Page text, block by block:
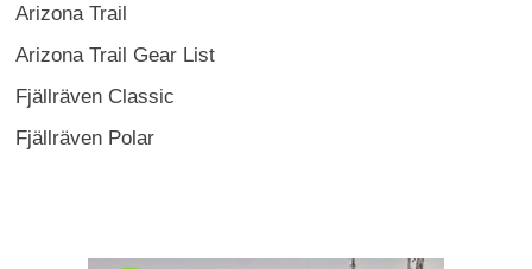
Arizona Trail
Arizona Trail Gear List
Fjällräven Classic
Fjällräven Polar